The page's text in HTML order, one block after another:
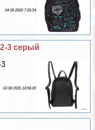
04 08 2026 7:26:54
3 серый
03 08 2026 14:56:26